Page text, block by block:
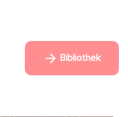
Bibliothek